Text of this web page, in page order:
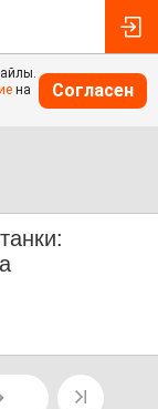
на
Согласен